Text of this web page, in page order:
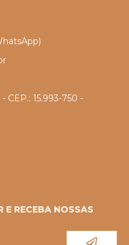
CEP.: 15.993-750 -
E RECEBA NOSSAS